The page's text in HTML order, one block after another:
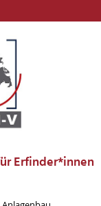
Erfinder*innen